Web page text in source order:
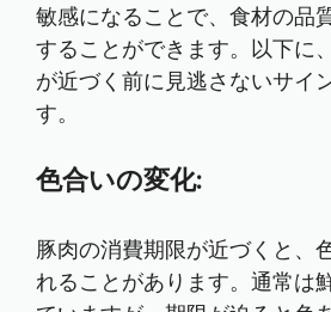
敏感になることで、食材の品
することができます。以下に
が近づく前に見逃さないサイ
す。
色合いの変化:
豚肉の消費期限が近づくと、
れることがあります。通常は